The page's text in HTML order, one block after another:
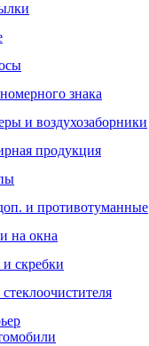
знака
и воздухозаборники
продукция
и противотуманные
на окна
скребки